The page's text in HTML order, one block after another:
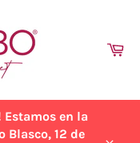
Estamos en la
Blasco, 12 de